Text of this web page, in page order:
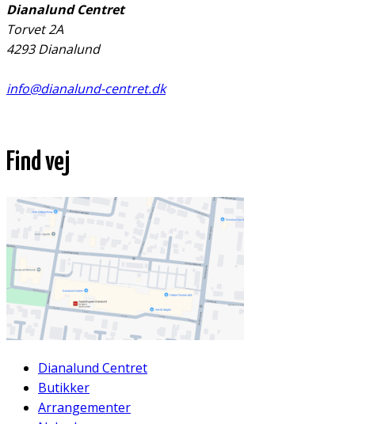
Dianalund Centret
Torvet 2A
4293 Dianalund
info@dianalund-centret.dk
Find vej
Dianalund Centret
Butikker
Arrangementer